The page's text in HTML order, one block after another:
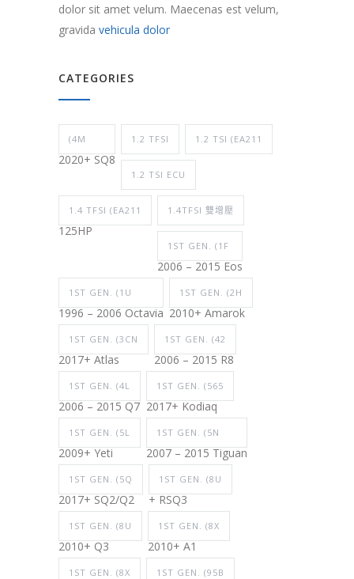
dolor sit amet velum. Maecenas est velum,
gravida vehicula dolor
CATEGORIES
(4M
2020+ SQ8
1.2 TFSI 1.2 TSI (EA211
1.2 TSI ECU
1.4 TFSI (EA211
125HP
1.4TFSI 雙增壓
1ST GEN. (1F
2006 – 2015 Eos
1ST GEN. (1U
1996 – 2006 Octavia
1ST GEN. (2H
2010+ Amarok
1ST GEN. (3CN
2017+ Atlas
1ST GEN. (42
2006 – 2015 R8
1ST GEN. (4L
2006 – 2015 Q7
1ST GEN. (565
2017+ Kodiaq
1ST GEN. (5L
2009+ Yeti
1ST GEN. (5N
2007 – 2015 Tiguan
1ST GEN. (5Q
2017+ SQ2/Q2
1ST GEN. (8U
+ RSQ3
1ST GEN. (8U
2010+ Q3
1ST GEN. (8X
2010+ A1
1ST GEN. (8X 1ST GEN. (95B